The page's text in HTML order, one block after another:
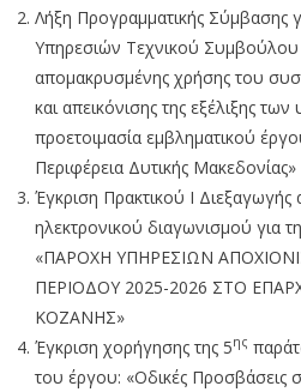
Λήξη Προγραμματικής Σύμβασης
Υπηρεσιών Τεχνικού
απομακρυσμένης χρήσης του
και απεικόνισης της εξέλιξης
προετοιμασία εμβληματικού
Περιφέρεια Δυτικής Μακεδονίας»
Έγκριση Πρακτικού I Διεξαγωγής
ηλεκτρονικού διαγωνισμού για
«ΠΑΡΟΧΗ ΥΠΗΡΕΣΙΩΝ
ΠΕΡΙΟΔΟΥ 2025-2026 ΣΤΟ
ΚΟΖΑΝΗΣ»
Έγκριση χορήγησης της 5ης
του έργου: «Οδικές Προσβάσεις